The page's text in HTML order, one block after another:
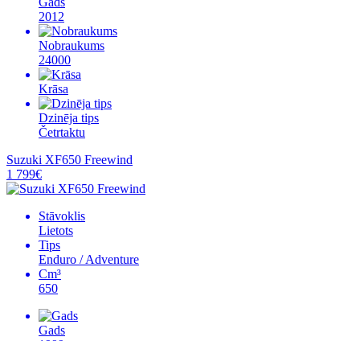
2012
Nobraukums
24000
Krāsa
Dzinēja tips
Četrtaktu
Suzuki XF650 Freewind
1 799€
Stāvoklis
Lietots
Tips
Enduro / Adventure
Cm³
650
Gads